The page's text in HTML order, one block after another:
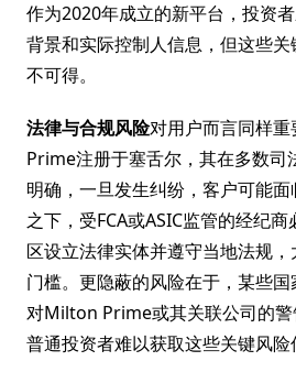
作为2020年成立的新平台，投资
背景和实际控制人信息，但这些
不可得。
法律与合规风险对用户而言同样
Prime注册于塞舌尔，其在多数司
明确，一旦发生纠纷，客户可能面
之下，受FCA或ASIC监管的经纪
区设立法律实体并遵守当地法规
门槛。更隐蔽的风险在于，某些
对Milton Prime或其关联公司的警
普通投资者难以获取这些关键风险